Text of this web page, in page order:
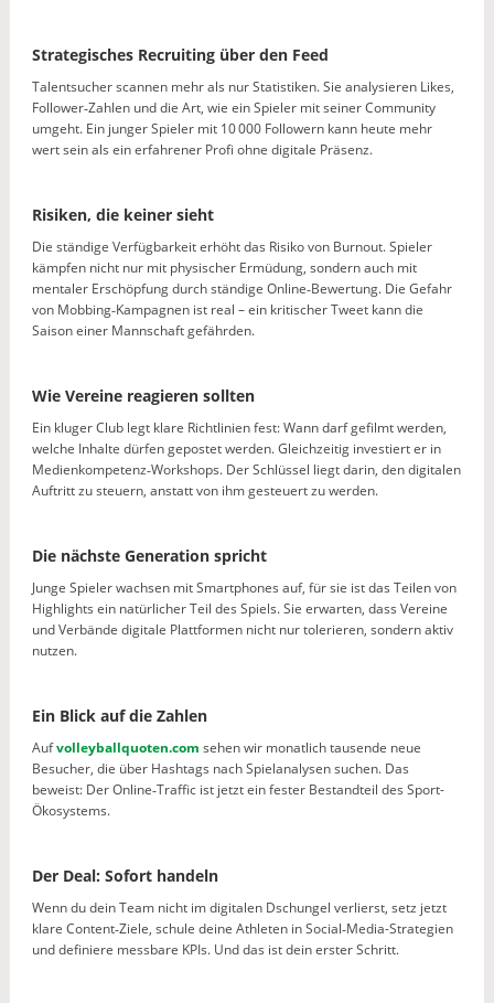
Strategisches Recruiting über den Feed
Talentsucher scannen mehr als nur Statistiken. Sie analysieren Likes,
Follower‑Zahlen und die Art, wie ein Spieler mit seiner Community
umgeht. Ein junger Spieler mit 10 000 Followern kann heute mehr
wert sein als ein erfahrener Profi ohne digitale Präsenz.
Risiken, die keiner sieht
Die ständige Verfügbarkeit erhöht das Risiko von Burnout. Spieler
kämpfen nicht nur mit physischer Ermüdung, sondern auch mit
mentaler Erschöpfung durch ständige Online‑Bewertung. Die Gefahr
von Mobbing‑Kampagnen ist real – ein kritischer Tweet kann die
Saison einer Mannschaft gefährden.
Wie Vereine reagieren sollten
Ein kluger Club legt klare Richtlinien fest: Wann darf gefilmt werden,
welche Inhalte dürfen gepostet werden. Gleichzeitig investiert er in
Medienkompetenz‑Workshops. Der Schlüssel liegt darin, den digitalen
Auftritt zu steuern, anstatt von ihm gesteuert zu werden.
Die nächste Generation spricht
Junge Spieler wachsen mit Smartphones auf, für sie ist das Teilen von
Highlights ein natürlicher Teil des Spiels. Sie erwarten, dass Vereine
und Verbände digitale Plattformen nicht nur tolerieren, sondern aktiv
nutzen.
Ein Blick auf die Zahlen
Aufvolleyballquoten.com sehen wir monatlich tausende neue
Besucher, die über Hashtags nach Spielanalysen suchen. Das
beweist: Der Online‑Traffic ist jetzt ein fester Bestandteil des Sport-
Ökosystems.
Der Deal: Sofort handeln
Wenn du dein Team nicht im digitalen Dschungel verlierst, setz jetzt
klare Content‑Ziele, schule deine Athleten in Social‑Media-Strategien
und definiere messbare KPIs. Und das ist dein erster Schritt.